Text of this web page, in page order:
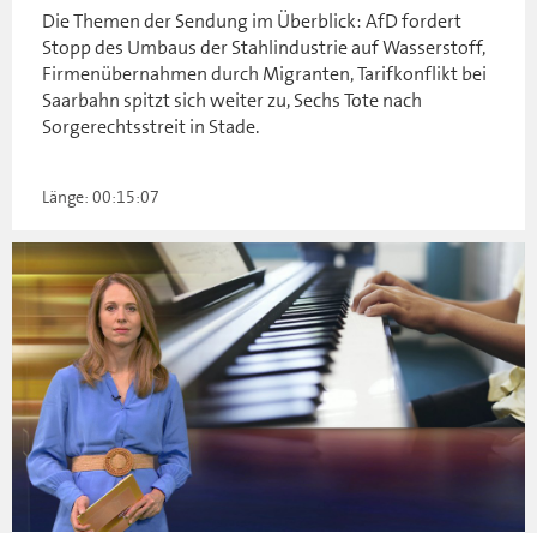
Die Themen der Sendung im Überblick: AfD fordert
Stopp des Umbaus der Stahlindustrie auf Wasserstoff,
Firmenübernahmen durch Migranten, Tarifkonflikt bei
Saarbahn spitzt sich weiter zu, Sechs Tote nach
Sorgerechtsstreit in Stade.
Länge: 00:15:07